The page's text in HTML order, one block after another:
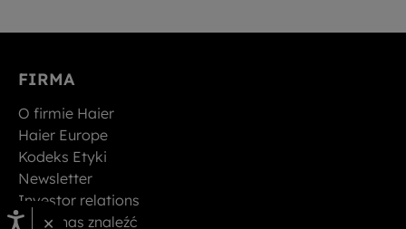
FIRMA
O firmie Haier
Haier Europe
Kodeks Etyki
Newsletter
Investor relations
Gdzie nas znaleźć
×